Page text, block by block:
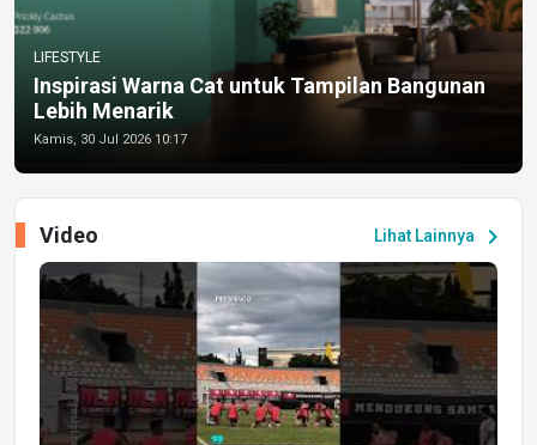
LIFESTYLE
Inspirasi Warna Cat untuk Tampilan Bangunan
Lebih Menarik
Kamis, 30 Jul 2026 10:17
Lihat Lainnya chevron_right
Video